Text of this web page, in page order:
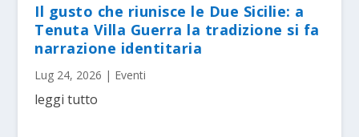
Il gusto che riunisce le Due Sicilie: a
Tenuta Villa Guerra la tradizione si fa
narrazione identitaria
Lug 24, 2026 | Eventi
leggi tutto